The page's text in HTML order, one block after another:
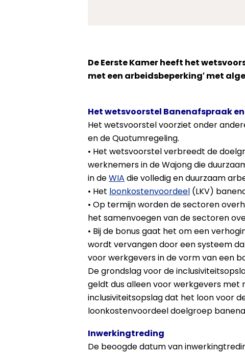
De Eerste Kamer heeft het
met een arbeidsbeperking′ met
Het wetsvoorstel Banenafspraak
Het wetsvoorstel voorziet onder
en de Quotumregeling.
• Het wetsvoorstel verbreedt de
werknemers in de Wajong die
in deWIA die volledig en duurzaam
• Het loonkostenvoordeel (LKV)
• Op termijn worden de sectoren
het samenvoegen van de sectoren
• Bij de bonus gaat het om een
wordt vervangen door een systeem
voor werkgevers in de vorm van een
De grondslag voor de
geldt dus alleen voor werkgevers met
inclusiviteitsopslag dat het loon voor
loonkostenvoordeel doelgroep
Inwerkingtreding
De beoogde datum van